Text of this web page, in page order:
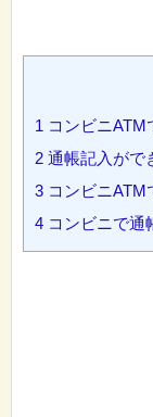
1 コンビニATM
2 通帳記入がで
3 コンビニATM
4 コンビニで通